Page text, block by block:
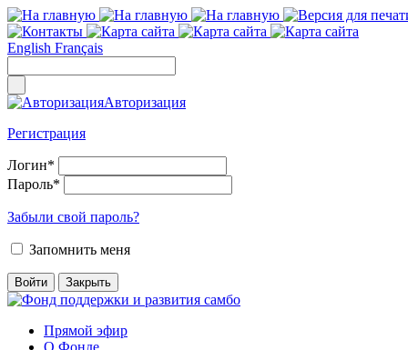
English Français
Авторизация
Регистрация
Логин*
Пароль*
Забыли свой пароль?
Запомнить меня
Прямой эфир
О Фонде